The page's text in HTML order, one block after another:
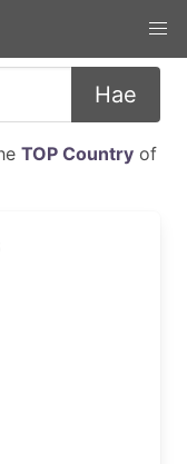
Hae
TOP Countryof